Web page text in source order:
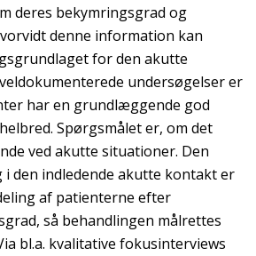
deres bekymringsgrad og
denne information kan
for den akutte
undersøgelser er
har en grundlæggende god
Spørgsmålet er, om det
ved akutte situationer. Den
den indledende akutte kontakt er
af patienterne efter
så behandlingen målrettes
bl.a. kvalitative fokusinterviews